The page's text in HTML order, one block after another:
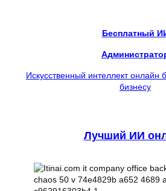
Бесплатный
Искусственный интеллект онлайн
бизнесу
Лучший ИИ